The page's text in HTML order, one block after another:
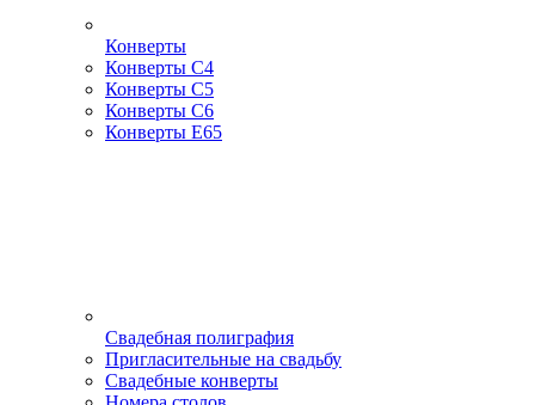
Конверты
Конверты С4
Конверты С5
Конверты С6
Конверты Е65
Свадебная полиграфия
Пригласительные на свадьбу
Свадебные конверты